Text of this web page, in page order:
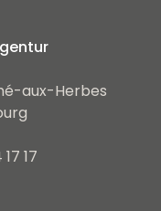
aux-Herbes
17